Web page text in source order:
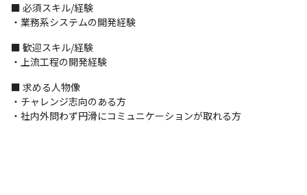
■ 必須スキル/経験
・業務系システムの開発経験
■ 歓迎スキル/経験
・上流工程の開発経験
■ 求める人物像
・チャレンジ志向のある方
・社内外問わず円滑にコミュニケーションが取れる方